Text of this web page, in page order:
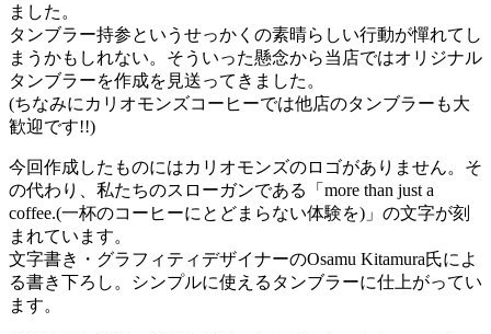
ました。
タンブラー持参というせっかくの素晴らしい行動が憚れてし
まうかもしれない。そういった懸念から当店ではオリジナル
タンブラーを作成を見送ってきました。
(ちなみにカリオモンズコーヒーでは他店のタンブラーも大
歓迎です!!)
今回作成したものにはカリオモンズのロゴがありません。そ
の代わり、私たちのスローガンである「 more than just a
coffee.(一杯のコーヒーにとどまらない体験を)」の文字が刻
まれています。
文字書き・グラフィティデザイナーのOsamu Kitamura氏によ
る書き下ろし。シンプルに使えるタンブラーに仕上がってい
ます。